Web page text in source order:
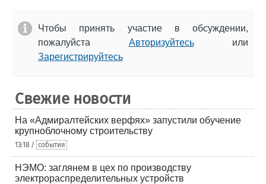
Чтобы принять участие в обсуждении,
пожалуйста Авторизуйтесьили
Зарегистрируйтесь
Свежие новости
На «Адмиралтейских верфях» запустили обучение
крупноблочному строительству
13:18 / события
НЭМО: заглянем в цех по производству
электрораспределительных устройств